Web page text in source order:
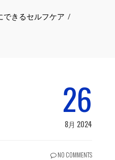
できるセルフケア
26
8月 2024
NO COMMENTS